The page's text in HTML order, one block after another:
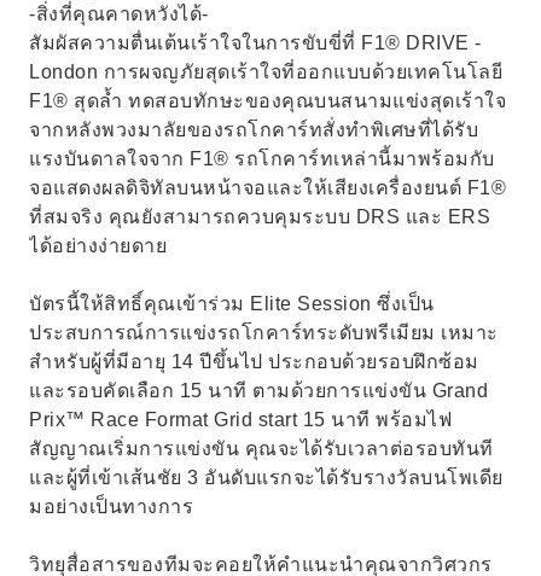
-สิ่งที่คุณคาดหวังได้-
สัมผัสความตื่นเต้นเร้าใจในการขับขี่ที่ F1® DRIVE -
London การผจญภัยสุดเร้าใจที่ออกแบบด้วยเทคโนโลยี
F1® สุดล้ำ ทดสอบทักษะของคุณบนสนามแข่งสุดเร้าใจ
จากหลังพวงมาลัยของรถโกคาร์ทสั่งทำพิเศษที่ได้รับ
แรงบันดาลใจจาก F1® รถโกคาร์ทเหล่านี้มาพร้อมกับ
จอแสดงผลดิจิทัลบนหน้าจอและให้เสียงเครื่องยนต์ F1®
ที่สมจริง คุณยังสามารถควบคุมระบบ DRS และ ERS
ได้อย่างง่ายดาย
บัตรนี้ให้สิทธิ์คุณเข้าร่วม Elite Session ซึ่งเป็น
ประสบการณ์การแข่งรถโกคาร์ทระดับพรีเมียม เหมาะ
สำหรับผู้ที่มีอายุ 14 ปีขึ้นไป ประกอบด้วยรอบฝึกซ้อม
และรอบคัดเลือก 15 นาที ตามด้วยการแข่งขัน Grand
Prix™ Race Format Grid start 15 นาที พร้อมไฟ
สัญญาณเริ่มการแข่งขัน คุณจะได้รับเวลาต่อรอบทันที
และผู้ที่เข้าเส้นชัย 3 อันดับแรกจะได้รับรางวัลบนโพเดีย
มอย่างเป็นทางการ
วิทยุสื่อสารของทีมจะคอยให้คำแนะนำคุณจากวิศวกร